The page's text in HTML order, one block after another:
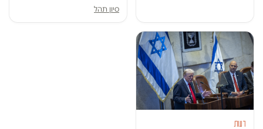
סיון תהל
דעות